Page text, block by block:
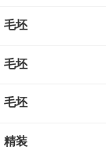
毛坯
毛坯
毛坯
精装